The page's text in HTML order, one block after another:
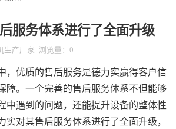
服务体系进行了全面升级
生产厂家 浏览量： 0
，优质的售后服务是德力实赢得客户信
障。一个完善的售后服务体系不但能够
中遇到的问题，还能提升设备的整体性
实对其售后服务体系进行了全面升级，